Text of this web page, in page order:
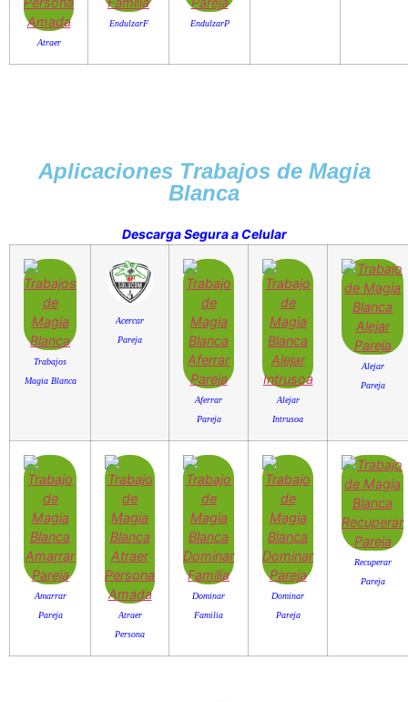
Atraer
EndulzarF EndulzarP
Aplicaciones Trabajos de Magia
Blanca
Descarga Segura a Celular
Trabajos
Magia Blanca
Acercar
Pareja
Aferrar
Pareja
Alejar
Intrusoa
Alejar
Pareja
Amarrar
Pareja
Atraer
Persona
Dominar
Familia
Dominar
Pareja
Recuperar
Pareja